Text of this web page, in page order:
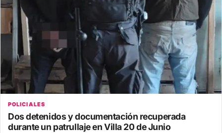
POLICIALES
Dos detenidos y documentación recuperada
durante un patrullaje en Villa 20 de Junio